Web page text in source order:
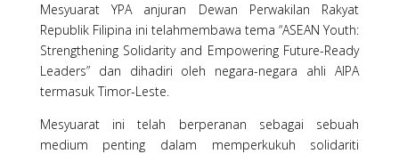
Mesyuarat YPA anjuran Dewan Perwakilan Rakyat
Republik Filipina ini telahmembawa tema “ASEAN Youth:
Strengthening Solidarity and Empowering Future-Ready
Leaders” dan dihadiri oleh negara-negara ahli AIPA
termasuk Timor-Leste.
Mesyuarat ini telah berperanan sebagai sebuah
medium penting dalam memperkukuh solidariti